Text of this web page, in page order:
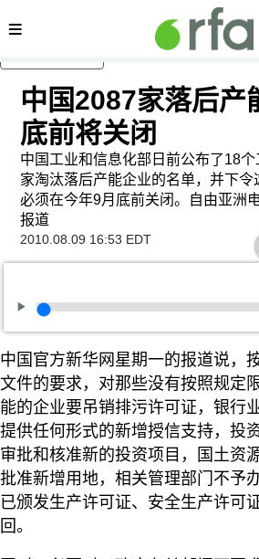
内容分类
中国2087家落后产
底前将关闭
中国工业和信息化部日前公布了18
家淘汰落后产能企业的名单，并下
必须在今年9月底前关闭。自由亚洲
报道
2010.08.09 16:53 EDT
中国官方新华网星期一的报道说，
文件的要求，对那些没有按照规定
能的企业要吊销排污许可证，银行
提供任何形式的新增授信支持，投
审批和核准新的投资项目，国土资
批准新增用地，相关管理部门不予
已颁发生产许可证、安全生产许可
回。